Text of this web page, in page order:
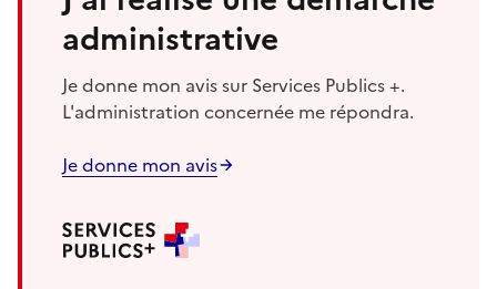
administrative
Je donne mon avis sur Services Publics +.
L'administration concernée me répondra.
Je donne mon avis